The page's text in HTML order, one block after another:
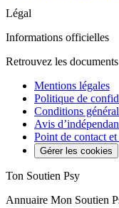
Légal
Informations officielles
Retrouvez les
Mentions légales
Politique de
Conditions
Avis
Point de contact
Gérer les cookies
Ton Soutien Psy
Annuaire Mon Soutien